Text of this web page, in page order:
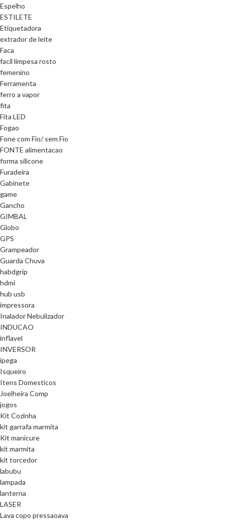
Espelho
ESTILETE
Etiquetadora
extrador de leite
Faca
facil limpesa rosto
femenino
Ferramenta
ferro a vapor
fita
Fita LED
Fogao
Fone com Fio/ sem Fio
FONTE alimentacao
forma silicone
Furadeira
Gabinete
game
Gancho
GIMBAL
Globo
GPS
Grampeador
Guarda Chuva
habdgrip
hdmi
hub usb
impressora
Inalador Nebulizador
INDUCAO
inflavel
INVERSOR
ipega
Isqueiro
Itens Domesticos
Joelheira Comp
jogos
Kit Cozinha
kit garrafa marmita
Kit manicure
kit marmita
kit torcedor
labubu
lampada
lanterna
LASER
Lava copo pressaoava